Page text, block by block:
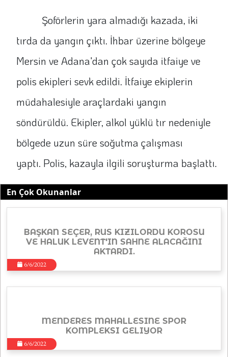
Şoförlerin yara almadığı kazada, iki
tırda da yangın çıktı. İhbar üzerine bölgeye
Mersin ve Adana'dan çok sayıda itfaiye ve
polis ekipleri sevk edildi. İtfaiye ekiplerin
müdahalesiyle araçlardaki yangın
söndürüldü. Ekipler, alkol yüklü tır nedeniyle
bölgede uzun süre soğutma çalışması
yaptı. Polis, kazayla ilgili soruşturma başlattı.
En Çok Okunanlar
BAŞKAN SEÇER, RUS KIZILORDU KOROSU
VE HALUK LEVENT'IN SAHNE ALACAĞINI
AKTARDI.
6/6/2022
MENDERES MAHALLESINE SPOR
KOMPLEKSI GELIYOR
6/6/2022